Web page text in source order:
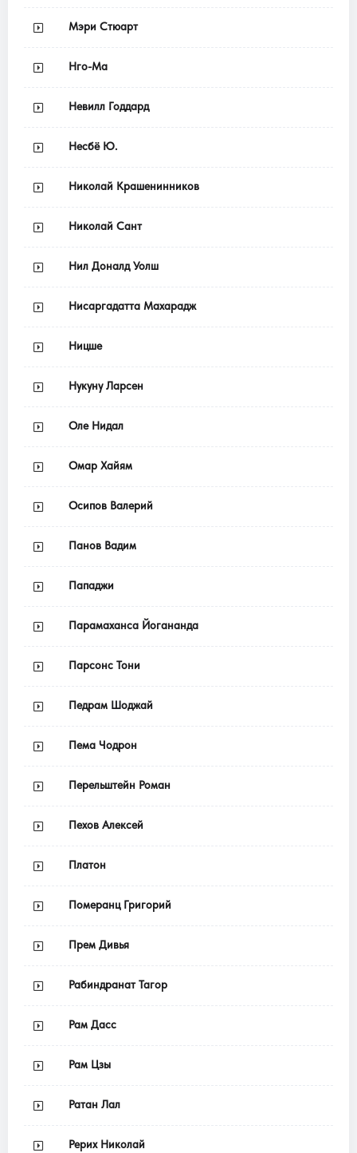
Мэри Стюарт
Нго-Ма
Невилл Годдард
Несбё Ю.
Николай Крашенинников
Николай Сант
Нил Доналд Уолш
Нисаргадатта Махарадж
Ницше
Нукуну Ларсен
Оле Нидал
Омар Хайям
Осипов Валерий
Панов Вадим
Пападжи
Парамаханса Йогананда
Парсонс Тони
Педрам Шоджай
Пема Чодрон
Перельштейн Роман
Пехов Алексей
Платон
Померанц Григорий
Прем Дивья
Рабиндранат Тагор
Рам Дасс
Рам Цзы
Ратан Лал
Рерих Николай